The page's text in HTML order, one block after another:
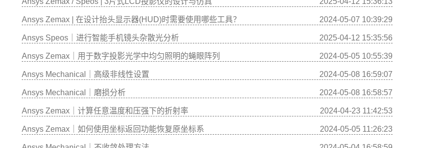
Ansys Zemax | 在设计抬头显示器(HUD)时需要使用哪些工具？ 2024-05-07 10:39:29
Ansys Speos｜进行智能手机镜头杂散光分析 2025-04-12 15:35:56
Ansys Zemax｜用于数字投影光学中均匀照明的蝇眼阵列 2024-05-05 10:55:39
Ansys Mechanical｜高级非线性设置 2024-05-08 16:59:07
Ansys Mechanical｜磨损分析 2024-05-08 16:58:57
Ansys Zemax｜计算任意温度和压强下的折射率 2024-04-23 11:42:53
Ansys Zemax｜如何使用坐标返回功能恢复原坐标系 2024-05-05 11:26:23